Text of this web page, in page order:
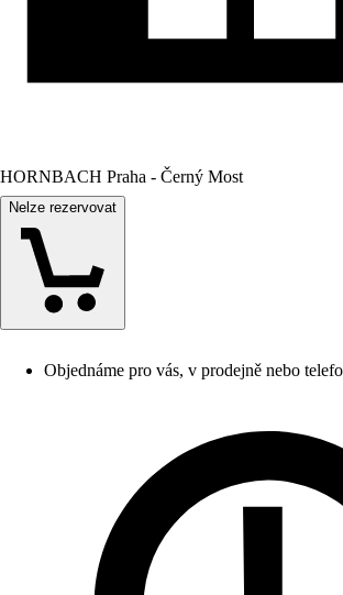
HORNBACH Praha - Černý Most
Nelze rezervovat
Objednáme pro vás, v prodejně nebo